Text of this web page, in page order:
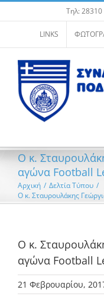
στο
περιεχόμενο
Τηλ: 28310
LINKS
Ο κ.
αγώνα Football
Αρχική / Δελτία Τύπου /
Ο κ. Σταυρουλάκης
Ο κ.
αγώνα Football
21 Φεβρουαρίου,